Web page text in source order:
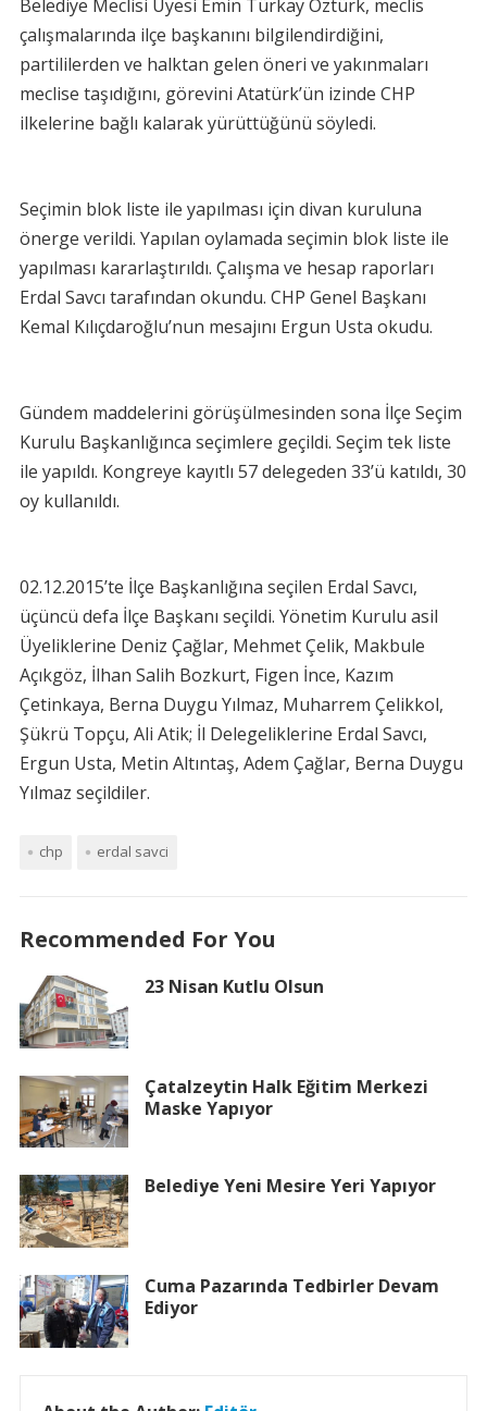
Belediye Meclisi Üyesi Emin Türkay Öztürk, meclis
çalışmalarında ilçe başkanını bilgilendirdiğini,
partililerden ve halktan gelen öneri ve yakınmaları
meclise taşıdığını, görevini Atatürk’ün izinde CHP
ilkelerine bağlı kalarak yürüttüğünü söyledi.
Seçimin blok liste ile yapılması için divan kuruluna
önerge verildi. Yapılan oylamada seçimin blok liste ile
yapılması kararlaştırıldı. Çalışma ve hesap raporları
Erdal Savcı tarafından okundu. CHP Genel Başkanı
Kemal Kılıçdaroğlu’nun mesajını Ergun Usta okudu.
Gündem maddelerini görüşülmesinden sona İlçe Seçim
Kurulu Başkanlığınca seçimlere geçildi. Seçim tek liste
ile yapıldı. Kongreye kayıtlı 57 delegeden 33’ü katıldı, 30
oy kullanıldı.
02.12.2015’te İlçe Başkanlığına seçilen Erdal Savcı,
üçüncü defa İlçe Başkanı seçildi. Yönetim Kurulu asil
Üyeliklerine Deniz Çağlar, Mehmet Çelik, Makbule
Açıkgöz, İlhan Salih Bozkurt, Figen İnce, Kazım
Çetinkaya, Berna Duygu Yılmaz, Muharrem Çelikkol,
Şükrü Topçu, Ali Atik; İl Delegeliklerine Erdal Savcı,
Ergun Usta, Metin Altıntaş, Adem Çağlar, Berna Duygu
Yılmaz seçildiler.
chp erdal savci
Recommended For You
23 Nisan Kutlu Olsun
Çatalzeytin Halk Eğitim Merkezi
Maske Yapıyor
Belediye Yeni Mesire Yeri Yapıyor
Cuma Pazarında Tedbirler Devam
Ediyor